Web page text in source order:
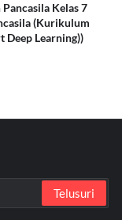
Kelas 7
(Kurikulum
Deep Learning))